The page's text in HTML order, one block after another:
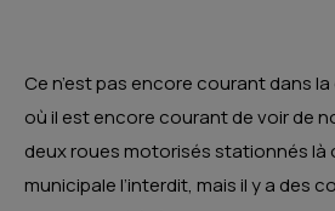
Ce n’est pas encore courant dans la
où il est encore courant de voir de
deux roues motorisés stationnés là
municipale l’interdit, mais il y a des